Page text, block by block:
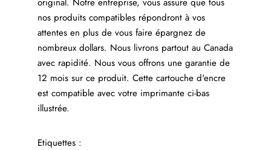
nos produits compatibles répondront à vos
attentes en plus de vous faire épargnez de
nombreux dollars. Nous livrons partout au Canada
avec rapidité. Nous vous offrons une garantie de
12 mois sur ce produit. Cette cartouche d'encre
est compatible avec votre imprimante ci-bas
illustrée.
Etiquettes :